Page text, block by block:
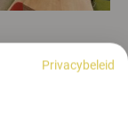
Privacybeleid